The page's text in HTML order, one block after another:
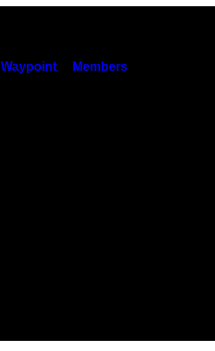
Waypoint Members